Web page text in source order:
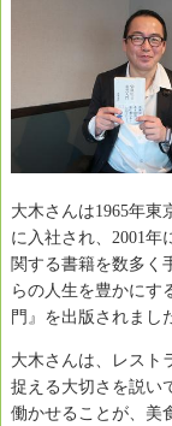
大木さんは1965年東
に入社され、2001年
関する書籍を数多く
らの人生を豊かにす
門』を出版されまし
大木さんは、レスト
捉える大切さを説い
働かせることが、美